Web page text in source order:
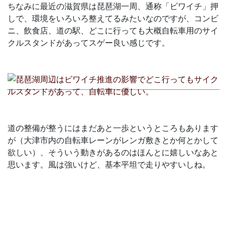
ちなみに最近の滋賀県は琵琶湖一周、通称「ビワイチ」押
しで、環境をいろいろ整えてるみたいなのですが、コンビ
ニ、飲食店、道の駅、どこに行っても大概自転車用のサイ
クルスタンドがあってスゲー良い感じです。
道の整備が整うにはまだあと一歩というところもあります
が（大津市内の自転車レーンがレンガ敷きとか何とかして
欲しい）、そういう動きがあるのはほんとに嬉しいなあと
思います。風は強いけど、基本平坦で走りやすいしね。